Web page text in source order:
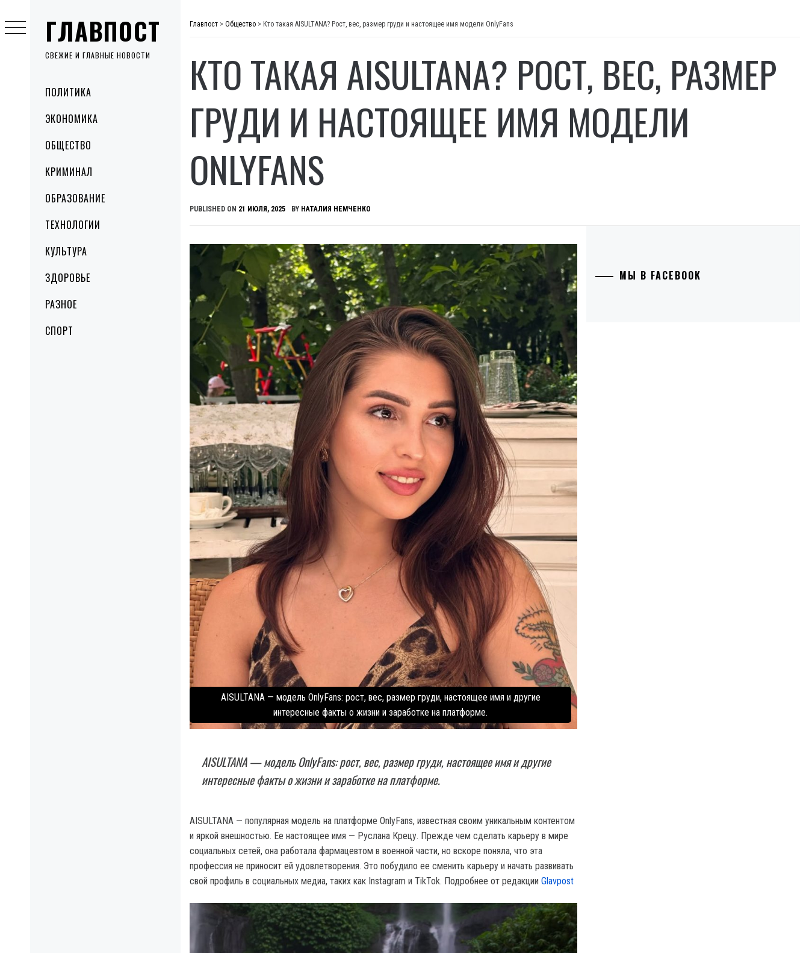
ГЛАВПОСТ
СВЕЖИЕ И ГЛАВНЫЕ НОВОСТИ
MenuПОЛИТИКА
ЭКОНОМИКА
ОБЩЕСТВО
КРИМИНАЛ
ОБРАЗОВАНИЕ
ТЕХНОЛОГИИ
КУЛЬТУРА
ЗДОРОВЬЕ
РАЗНОЕ
СПОРТ
to
content
Главпост > Общество > Кто такая AISULTANA? Рост, вес, размер груди и настоящее имя модели OnlyFans
КТО ТАКАЯ AISULTANA? РОСТ, ВЕС, РАЗМЕР
ГРУДИ И НАСТОЯЩЕЕ ИМЯ МОДЕЛИ
ONLYFANS
PUBLISHED ON 21 ИЮЛЯ, 2025 BY НАТАЛИЯ НЕМЧЕНКО
AISULTANA — модель OnlyFans: рост, вес, размер груди, настоящее имя и другие
интересные факты о жизни и заработке на платформе.
AISULTANA — модель OnlyFans: рост, вес, размер груди, настоящее имя и другие
интересные факты о жизни и заработке на платформе.
AISULTANA — популярная модель на платформе OnlyFans, известная своим уникальным контентом
и яркой внешностью. Ее настоящее имя — Руслана Крецу. Прежде чем сделать карьеру в мире
социальных сетей, она работала фармацевтом в военной части, но вскоре поняла, что эта
профессия не приносит ей удовлетворения. Это побудило ее сменить карьеру и начать развивать
свой профиль в социальных медиа, таких как Instagram и TikTok. Подробнее от редакции Glavpost
МЫ В FACEBOOK